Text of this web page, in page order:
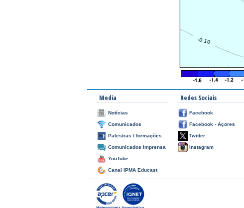
Media
Notícias
Comunicados
Palestras / formações
Comunicados Imprensa
YouTube
Canal IPMA Educast
Redes Sociais
Facebook
Facebook - Açores
Twitter
Instagram